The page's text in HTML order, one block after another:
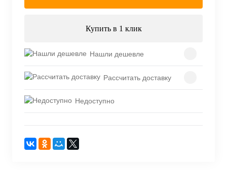
Купить в 1 клик
Нашли дешевле
Рассчитать доставку
Недоступно